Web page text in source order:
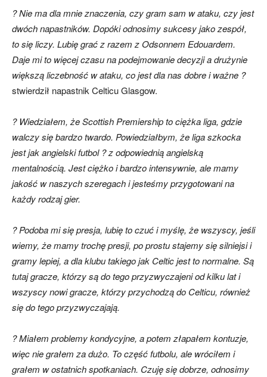
? Nie ma dla mnie znaczenia, czy gram sam w ataku, czy jest
dwóch napastników. Dopóki odnosimy sukcesy jako zespół,
to się liczy. Lubię grać z razem z Odsonnem Edouardem.
Daje mi to więcej czasu na podejmowanie decyzji a drużynie
większą liczebność w ataku, co jest dla nas dobre i ważne ?
stwierdził napastnik Celticu Glasgow.
? Wiedziałem, że Scottish Premiership to ciężka liga, gdzie
walczy się bardzo twardo. Powiedziałbym, że liga szkocka
jest jak angielski futbol ? z odpowiednią angielską
mentalnością. Jest ciężko i bardzo intensywnie, ale mamy
jakość w naszych szeregach i jesteśmy przygotowani na
każdy rodzaj gier.
? Podoba mi się presja, lubię to czuć i myślę, że wszyscy, jeśli
wiemy, że mamy trochę presji, po prostu stajemy się silniejsi i
gramy lepiej, a dla klubu takiego jak Celtic jest to normalne. Są
tutaj gracze, którzy są do tego przyzwyczajeni od kilku lat i
wszyscy nowi gracze, którzy przychodzą do Celticu, również
się do tego przyzwyczajają.
? Miałem problemy kondycyjne, a potem złapałem kontuzje,
więc nie grałem za dużo. To część futbolu, ale wróciłem i
grałem w ostatnich spotkaniach. Czuję się dobrze, odnosimy